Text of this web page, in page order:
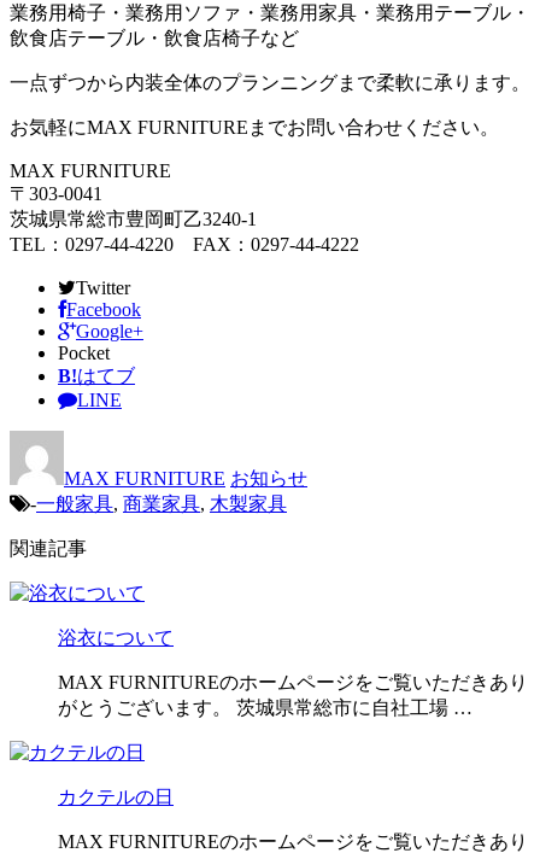
業務用椅子・業務用ソファ・業務用家具・業務用テーブル・
飲食店テーブル・飲食店椅子など
一点ずつから内装全体のプランニングまで柔軟に承ります。
お気軽にMAX FURNITUREまでお問い合わせください。
MAX FURNITURE
〒303-0041
茨城県常総市豊岡町乙3240-1
TEL：0297-44-4220 FAX：0297-44-4222
Twitter
Facebook
Google+
Pocket
B!はてブ
LINE
MAX FURNITURE お知らせ
-一般家具, 商業家具, 木製家具
関連記事
浴衣について
MAX FURNITUREのホームページをご覧いただきあり
がとうございます。 茨城県常総市に自社工場 …
カクテルの日
MAX FURNITUREのホームページをご覧いただきあり